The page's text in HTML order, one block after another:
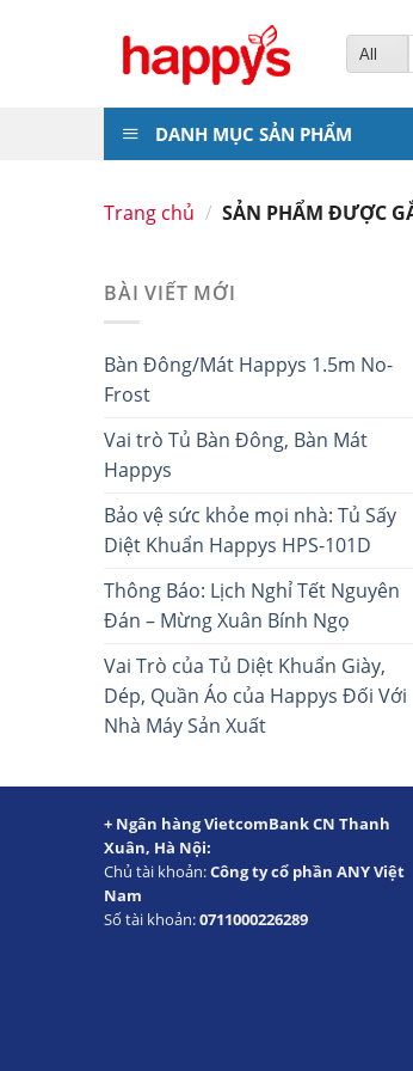
DANH MỤC SẢN PHẨM
Trang chủ / SẢN PHẨM ĐƯỢC
BÀI VIẾT MỚI
Bàn Đông/Mát Happys 1.5m No-
Frost
Vai trò Tủ Bàn Đông, Bàn Mát
Happys
Bảo vệ sức khỏe mọi nhà: Tủ Sấy
Diệt Khuẩn Happys HPS-101D
Thông Báo: Lịch Nghỉ Tết Nguyên
Đán – Mừng Xuân Bính Ngọ
Vai Trò của Tủ Diệt Khuẩn Giày,
Dép, Quần Áo của Happys Đối Với
Nhà Máy Sản Xuất
+ Ngân hàng VietcomBank CN Thanh
Xuân, Hà Nội:
Chủ tài khoản:Công ty cổ phần ANY Việt
Nam
Số tài khoản:0711000226289